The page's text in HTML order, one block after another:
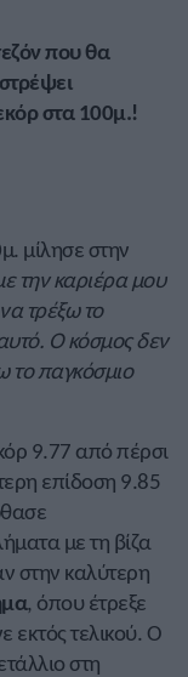
που θα
στα 100μ.!
μίλησε στην
την καριέρα μου
τρέξω το
Ο κόσμος δεν
το παγκόσμιο
9.77 από πέρσι
επίδοση 9.85
με τη βίζα
στην καλύτερη
, όπου έτρεξε
εκτός τελικού. Ο
στη